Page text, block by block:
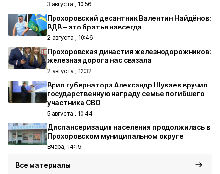
3 августа , 10:56
Прохоровский десантник Валентин Найдёнов:
ВДВ – это братья навсегда
2 августа , 10:46
Прохоровская династия железнодорожников:
железная дорога нас связала
2 августа , 12:32
Врио губернатора Александр Шуваев вручил
государственную награду семье погибшего
участника СВО
5 августа , 10:44
Диспансеризация населения продолжилась в
Прохоровском муниципальном округе
Вчера, 14:19
Все материалы